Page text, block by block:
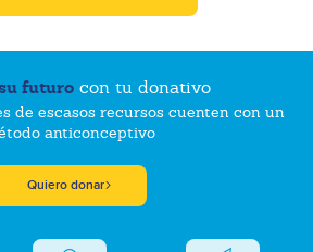
futurocon tu donativo
de escasos recursos cuenten con un
anticonceptivo
Quiero donar